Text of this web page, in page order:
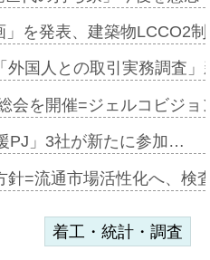
」を発表、建築物LCCO2
外国人との取引実務調査
会を開催=ジェルコビジ
PJ」3社が新たに参加…
針=流通市場活性化へ、検
着工・統計・調査